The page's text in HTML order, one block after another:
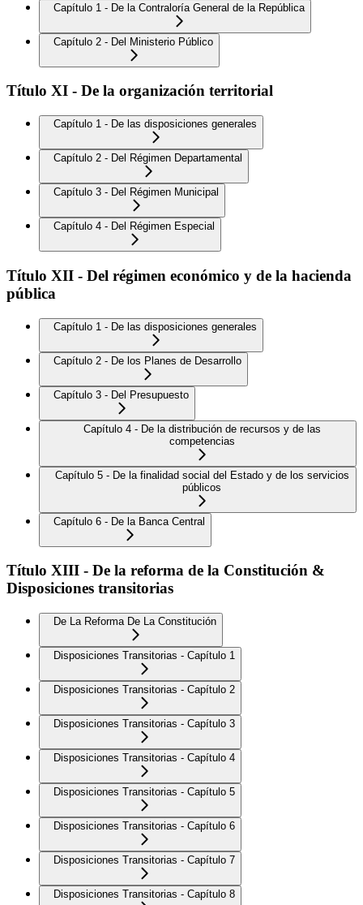
Capítulo 1 - De la Contraloría General de la República
Capítulo 2 - Del Ministerio Público
Título XI - De la organización territorial
Capítulo 1 - De las disposiciones generales
Capítulo 2 - Del Régimen Departamental
Capítulo 3 - Del Régimen Municipal
Capítulo 4 - Del Régimen Especial
Título XII - Del régimen económico y de la hacienda
pública
Capítulo 1 - De las disposiciones generales
Capítulo 2 - De los Planes de Desarrollo
Capítulo 3 - Del Presupuesto
Capítulo 4 - De la distribución de recursos y de las
competencias
Capítulo 5 - De la finalidad social del Estado y de los servicios
públicos
Capítulo 6 - De la Banca Central
Título XIII - De la reforma de la Constitución &
Disposiciones transitorias
De La Reforma De La Constitución
Disposiciones Transitorias - Capítulo 1
Disposiciones Transitorias - Capítulo 2
Disposiciones Transitorias - Capítulo 3
Disposiciones Transitorias - Capítulo 4
Disposiciones Transitorias - Capítulo 5
Disposiciones Transitorias - Capítulo 6
Disposiciones Transitorias - Capítulo 7
Disposiciones Transitorias - Capítulo 8